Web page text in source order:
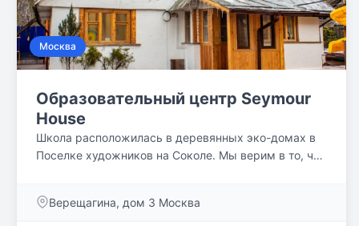
Москва
Образовательный центр Seymour
House
Школа расположилась в деревянных эко-домах в
Поселке художников на Соколе. Мы верим в то, что
билингвы. Каждый обладает уникальными
Верещагина, дом 3 Москва